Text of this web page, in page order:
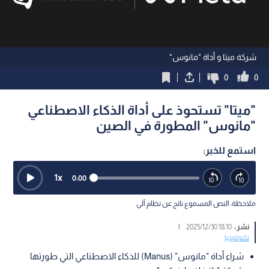
شركة ميتا و أداة "مانوس"
0
0
"ميتا" تستحوذ على أداة الذكاء الاصطناعي
"مانوس" المطورة في الصين
استمع للخبر:
0:00
1x
ملاحظة: النص المسموع ناتج عن نظام آلي
نشر :18:10 2025/12/30
تكنولوجيا
شراء أداة "مانوس" (Manus) للذكاء الاصطناعي التي طورتها